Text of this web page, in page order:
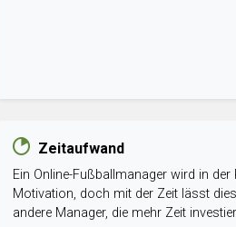
Zeitaufwand
Ein Online-Fußballmanager wird in
Motivation, doch mit der Zeit lässt
andere Manager, die mehr Zeit